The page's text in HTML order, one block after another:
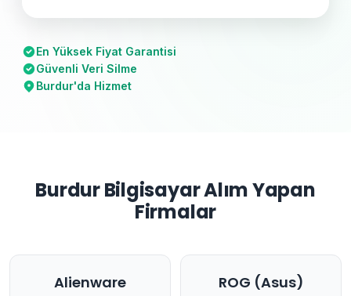
En Yüksek Fiyat Garantisi
Güvenli Veri Silme
Burdur'da Hizmet
Burdur Bilgisayar Alım Yapan
Firmalar
Alienware ROG (Asus)